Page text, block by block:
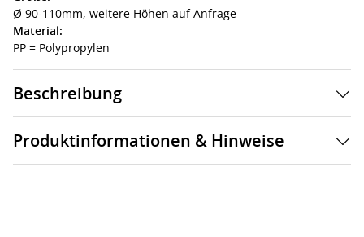
Ø 90-110mm, weitere Höhen auf Anfrage
Material:
PP = Polypropylen
Beschreibung
Produktinformationen & Hinweise